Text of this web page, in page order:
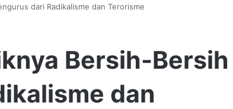
dari Radikalisme dan Terorisme
Bersih-Bersih
dan